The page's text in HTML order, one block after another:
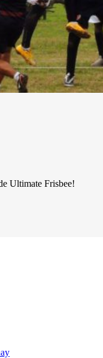
Ultimate Frisbee!